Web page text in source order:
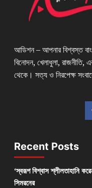
আডিশন – আপনার বিশ্বস্ত
বিনোদন, খেলাধুলা, রাজনীতি,
থেকে। সত্য ও নিরপেক্ষ
Recent Posts
‘স্বরূপ বিশ্বাস শ্লীলতাহানি
সিমরনের